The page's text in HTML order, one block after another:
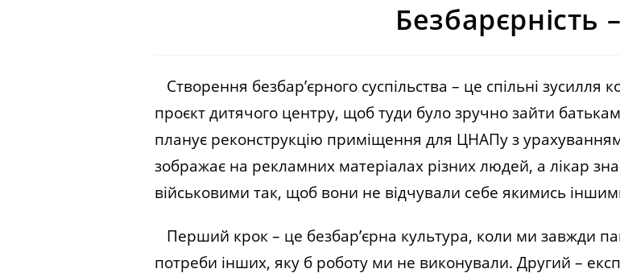
Безбарєрність
Створення безбар’єрного суспільства – це спільні
проєкт дитячого центру, щоб туди було зручно зайти
планує реконструкцію приміщення для ЦНАПу з
зображає на рекламних матеріалах різних людей, а лікар
військовими так, щоб вони не відчували себе якимись
Перший крок – це безбар’єрна культура, коли ми завжди
потреби інших, яку б роботу ми не виконували. Другий –